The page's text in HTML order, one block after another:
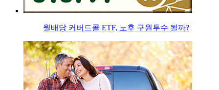
월배당 커버드콜 ETF, 노후 구원투수 될까?